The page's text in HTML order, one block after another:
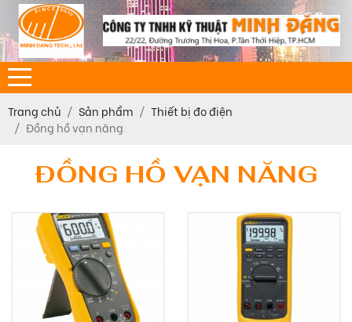
Trang chủ Sản phẩm
Thiết bị đo điện
Đồng hồ vạn năng
ĐỒNG HỒ VẠN NĂNG